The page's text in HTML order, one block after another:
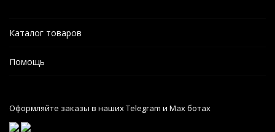
Каталог товаров
Помощь
Оформляйте заказы в наших Telegram и Max ботах